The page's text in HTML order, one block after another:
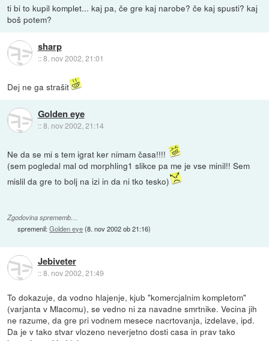
ti bi to kupil komplet... kaj pa, če gre kaj narobe? če kaj spusti? kaj
boš potem?
sharp
::8. nov 2002, 21:01
Dej ne ga strašit
Golden eye
::8. nov 2002, 21:14
Ne da se mi s tem igrat ker nimam časa!!!!
(sem pogledal mal od morphling1 slikce pa me je vse minil!! Sem
mislil da gre to bolj na izi in da ni tko tesko)
Zgodovina sprememb…
spremenil:Golden eye(8. nov 2002 ob 21:16)
Jebiveter
::8. nov 2002, 21:49
To dokazuje, da vodno hlajenje, kjub "komercjalnim kompletom"
(varjanta v Mlacomu), se vedno ni za navadne smrtnike. Vecina jih
ne razume, da gre pri vodnem mesece nacrtovanja, izdelave, ipd.
Da je v tako stvar vlozeno neverjetno dosti casa in prav tako